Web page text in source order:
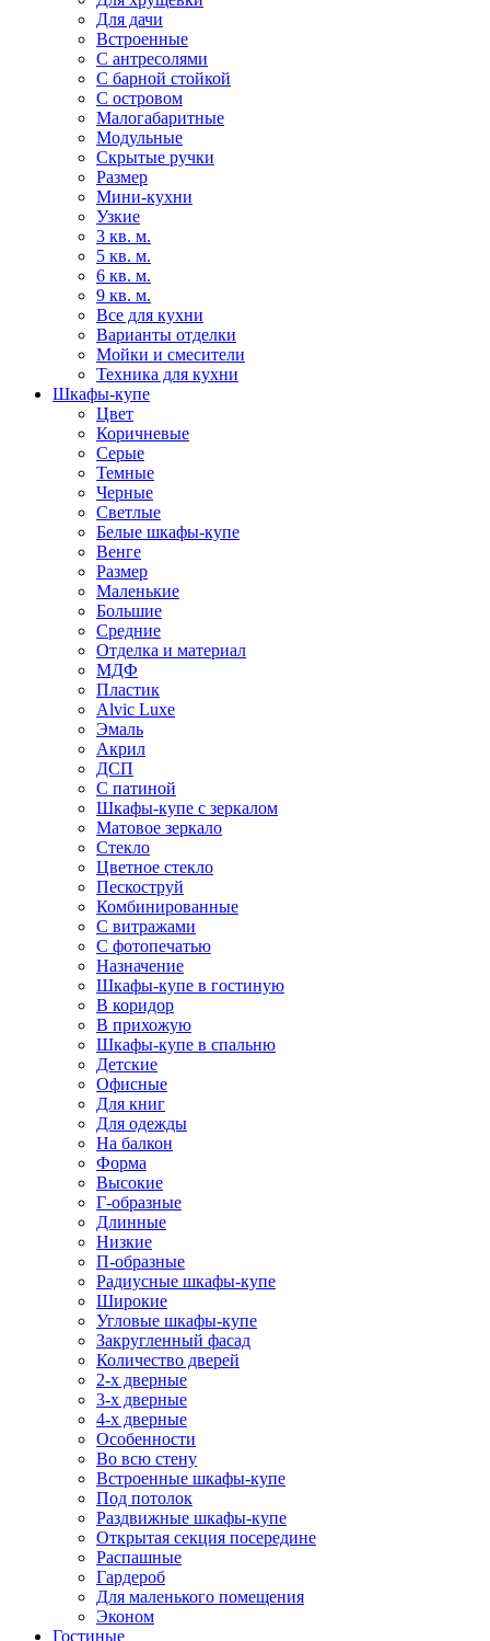
Для дачи
Встроенные
С антресолями
С барной стойкой
С островом
Малогабаритные
Модульные
Скрытые ручки
Размер
Мини-кухни
Узкие
3 кв. м.
5 кв. м.
6 кв. м.
9 кв. м.
Все для кухни
Варианты отделки
Мойки и смесители
Техника для кухни
Шкафы-купе
Цвет
Коричневые
Серые
Темные
Черные
Светлые
Белые шкафы-купе
Венге
Размер
Маленькие
Большие
Средние
Отделка и материал
МДФ
Пластик
Alvic Luxe
Эмаль
Акрил
ДСП
С патиной
Шкафы-купе с зеркалом
Матовое зеркало
Стекло
Цветное стекло
Пескоструй
Комбинированные
С витражами
С фотопечатью
Назначение
Шкафы-купе в гостиную
В коридор
В прихожую
Шкафы-купе в спальню
Детские
Офисные
Для книг
Для одежды
На балкон
Форма
Высокие
Г-образные
Длинные
Низкие
П-образные
Радиусные шкафы-купе
Широкие
Угловые шкафы-купе
Закругленный фасад
Количество дверей
2-х дверные
3-х дверные
4-х дверные
Особенности
Во всю стену
Встроенные шкафы-купе
Под потолок
Раздвижные шкафы-купе
Открытая секция посередине
Распашные
Гардероб
Для маленького помещения
Эконом
Гостиные